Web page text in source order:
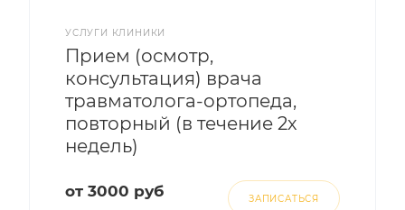
УСЛУГИ КЛИНИКИ
Прием (осмотр,
консультация) врача
травматолога-ортопеда,
повторный (в течение 2х
недель)
от 3000 руб ЗАПИСАТЬСЯ